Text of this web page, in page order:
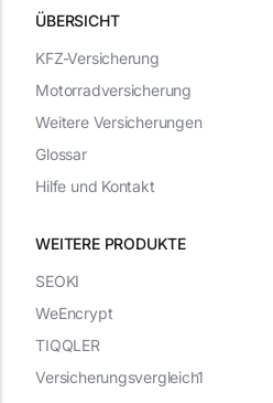
ÜBERSICHT
WEITERE PRODUKTE
KFZ-Versicherung
Motorradversicherung
Weitere Versicherungen
Glossar
Hilfe und Kontakt
SEOKI
WeEncrypt
TIQQLER
Versicherungsvergleich1